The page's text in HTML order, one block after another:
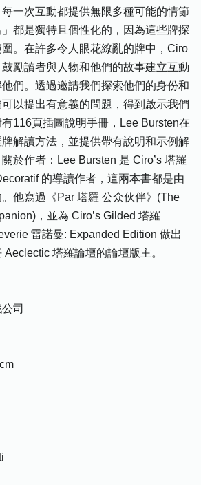
一次互動都提供無限多種可能的情節
都是獨特且個性化的，因為這些牌探
。在許多令人眼花繚亂的牌中，Ciro
勵讀者與人物和他們的故事建立互動
們。透過邀請我們探索他們的身份和
以提出有意義的問題，得到啟示我們
116頁插圖說明手冊，Lee Bursten在
解讀方法，並提供帶有說明和示例解
於作者：Lee Bursten 是 Ciro’s 塔羅
的導讀作者，這兩本書都是由
他寫過《Par 塔羅 公众伙伴》(The
，並為 Ciro’s Gilded 塔羅
雷諾曼: Expanded Edition 做出
塔羅論壇的論壇版主。
司